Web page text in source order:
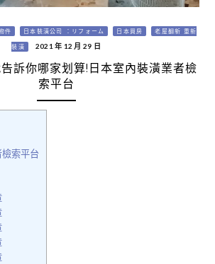
件 日本裝潢公司 ：リフォーム 日本買房 老屋翻新 重新
裝潢 2021 年 12 月 29 日
訴你哪家划算!日本室內裝潢業者檢
索平台
索平台